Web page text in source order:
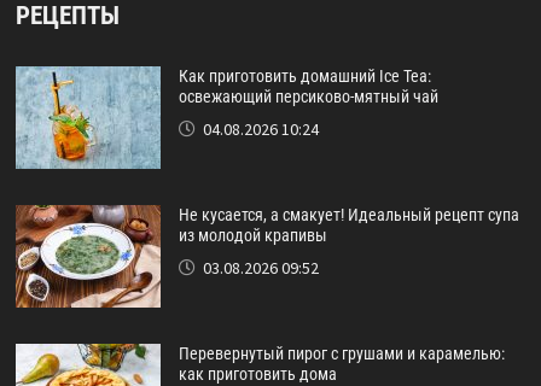
РЕЦЕПТЫ
Как приготовить домашний Ice Tea:
освежающий персиково-мятный чай
04.08.2026 10:24
Не кусается, а смакует! Идеальный рецепт супа
из молодой крапивы
03.08.2026 09:52
Перевернутый пирог с грушами и карамелью:
как приготовить дома